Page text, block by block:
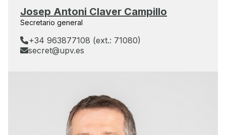
Josep Antoni Claver Campillo
Secretario general
+34 963877108 (ext.: 71080)
secret@upv.es